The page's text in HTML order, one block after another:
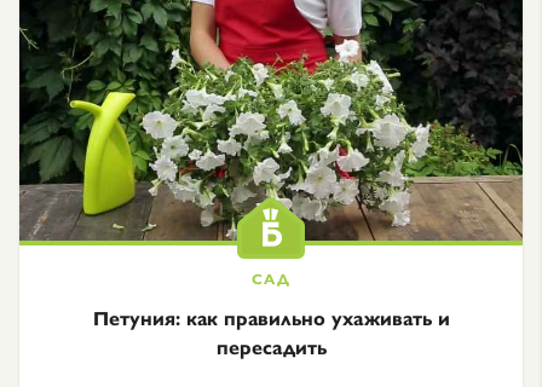
Петуния: как правильно ухаживать и
пересадить